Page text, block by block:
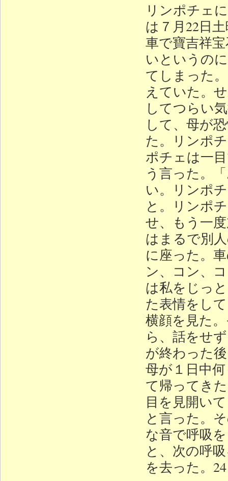
リンポチェ
は７月22日
車で寶吉祥
いというの
てしまった
えていた。
してつらい
して、母が
た。リンポ
ポチェは一
う言った。
い。リンポ
と。リンポ
せ、もう一
はまるで別
に座った。
ン、コン、
は私をじっ
た表情をし
横顔を見た
ら、話をせ
が終わった
母が１日中
て帰ってき
目を見開い
と言った。
な音で呼吸
と、次の呼
を去った。